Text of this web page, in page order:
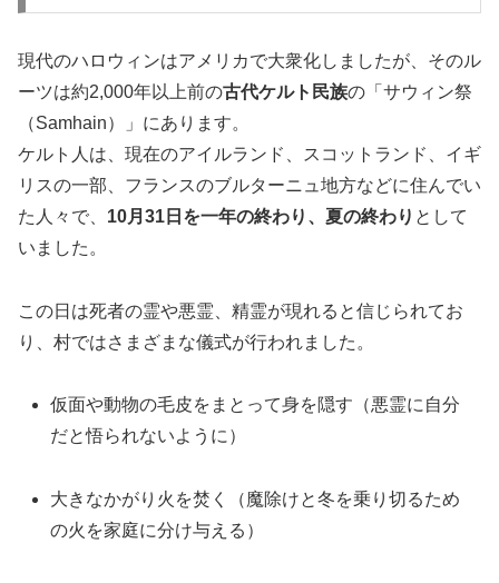
現代のハロウィンはアメリカで大衆化しましたが、そのル
ーツは約2,000年以上前の古代ケルト民族の「サウィン祭
（Samhain）」にあります。
ケルト人は、現在のアイルランド、スコットランド、イギ
リスの一部、フランスのブルターニュ地方などに住んでい
た人々で、 10月31日を一年の終わり、夏の終わり として
いました。
この日は死者の霊や悪霊、精霊が現れると信じられてお
り、村ではさまざまな儀式が行われました。
仮面や動物の毛皮をまとって身を隠す（悪霊に自分
だと悟られないように）
大きなかがり火を焚く（魔除けと冬を乗り切るため
の火を家庭に分け与える）